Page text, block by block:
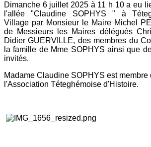
Dimanche 6 juillet 2025 à 11 h 10 a eu
l'allée "Claudine SOPHYS " à
Village par Monsieur le Maire Michel
de Messieurs les Maires délégués
Didier GUERVILLE, des membres du
la famille de Mme SOPHYS ainsi que
invités.
Madame Claudine SOPHYS est membre
l'Association Téteghémoise d'Histoire.